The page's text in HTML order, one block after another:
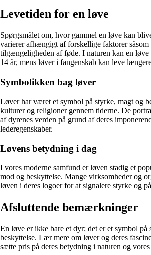
Levetiden for en løve
Spørgsmålet om, hvor gammel en løve kan
varierer afhængigt af forskellige faktorer
tilgængeligheden af føde. I naturen kan en
14 år, mens løver i fangenskab kan leve
Symbolikken bag løver
Løver har været et symbol på styrke, magt og
kulturer og religioner gennem tiderne. De
af dyrenes verden på grund af deres
lederegenskaber.
Løvens betydning i dag
I vores moderne samfund er løven stadig et
mod og beskyttelse. Mange virksomheder og
løven i deres logoer for at signalere styrke og
Afsluttende bemærkninger
En løve er ikke bare et dyr; det er et symbol på
beskyttelse. Lær mere om løver og deres
sætte pris på deres betydning i naturen og